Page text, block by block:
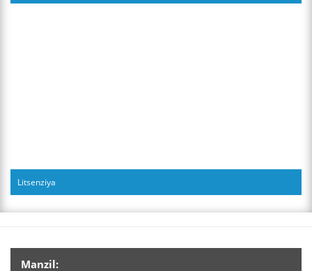
Litsenziya
Manzil: